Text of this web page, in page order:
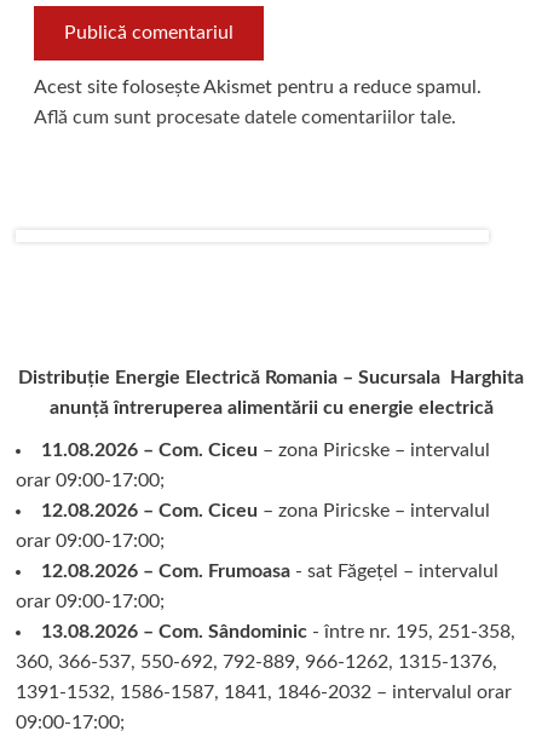
Acest site folosește Akismet pentru a reduce spamul.
Află cum sunt procesate datele comentariilor tale.
Distribuție Energie Electrică Romania – Sucursala Harghita
anunță întreruperea alimentării cu energie electrică
11.08.2026 – Com. Ciceu – zona Piricske – intervalul
orar 09:00-17:00;
12.08.2026 – Com. Ciceu – zona Piricske – intervalul
orar 09:00-17:00;
12.08.2026 – Com. Frumoasa- sat Făgețel – intervalul
orar 09:00-17:00;
13.08.2026 – Com. Sândominic- între nr. 195, 251-358,
360, 366-537, 550-692, 792-889, 966-1262, 1315-1376,
1391-1532, 1586-1587, 1841, 1846-2032 – intervalul orar
09:00-17:00;